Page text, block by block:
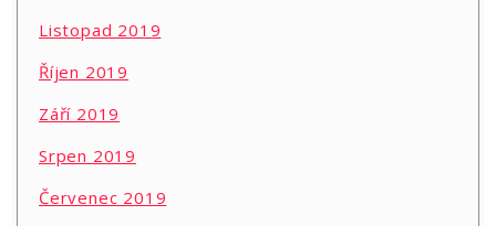
Listopad 2019
Říjen 2019
Září 2019
Srpen 2019
Červenec 2019